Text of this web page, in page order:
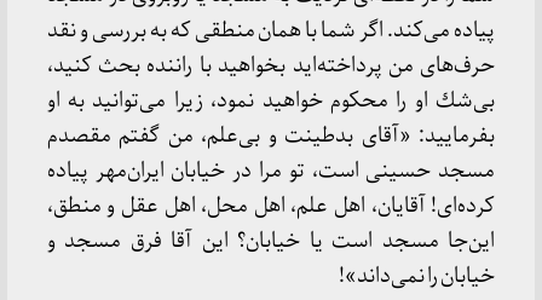
پیاده می‌كند. اگر شما با همان منطقی كه به بررسی و نقد
حرف‌های من پرداخته‌اید بخواهید با راننده بحث كنید،
بی‌شك او را محكوم خواهید نمود، زیرا می‌توانید به او
بفرمایید: «آقای بدطینت و بی‌علم، من گفتم مقصدم
مسجد حسینی است، تو مرا در خیابان ایران‌مهر پیاده
كرده‌ای! آقایان، اهل علم، اهل محل، اهل عقل و منطق،
این‌جا مسجد است یا خیابان؟ این آقا فرق مسجد و
خیابان را نمی‌داند»!